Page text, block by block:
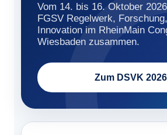
Vom 14. bis 16. Oktober
FGSV Regelwerk,
Innovation im RheinMain
Wiesbaden zusammen.
Zum DSVK 2026